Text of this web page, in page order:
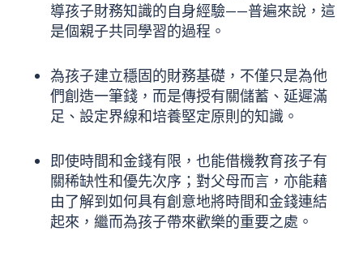
導孩子財務知識的自身經驗——普遍來說，這
是個親子共同學習的過程。
為孩子建立穩固的財務基礎，不僅只是為他
們創造一筆錢，而是傳授有關儲蓄、延遲滿
足、設定界線和培養堅定原則的知識。
即使時間和金錢有限，也能借機教育孩子有
關稀缺性和優先次序；對父母而言，亦能藉
由了解到如何具有創意地將時間和金錢連結
起來，繼而為孩子帶來歡樂的重要之處。